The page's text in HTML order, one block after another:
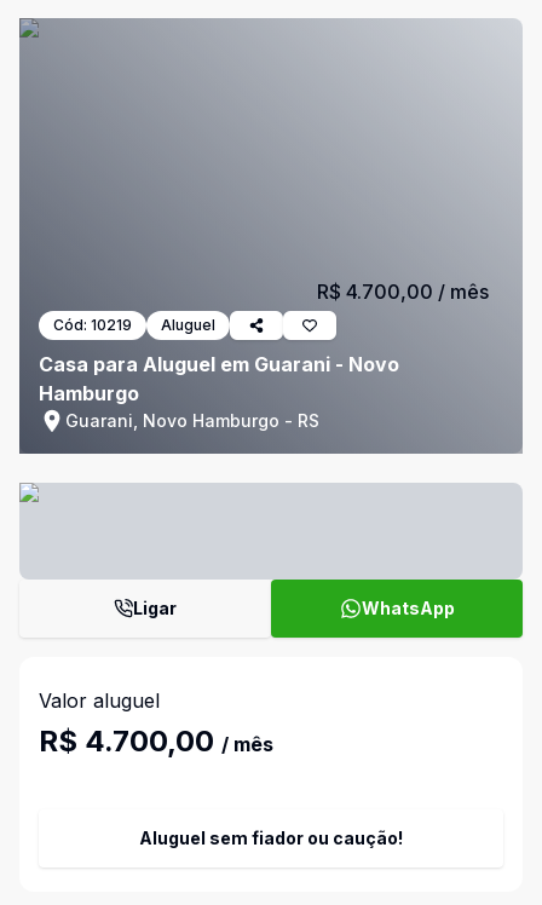
Cód: 10219 Aluguel
Casa para Aluguel em Guarani - Novo
Hamburgo
Guarani, Novo Hamburgo - RS
R$ 4.700,00 / mês
Ligar WhatsApp
Valor aluguel
R$ 4.700,00 / mês
Aluguel sem fiador ou caução!